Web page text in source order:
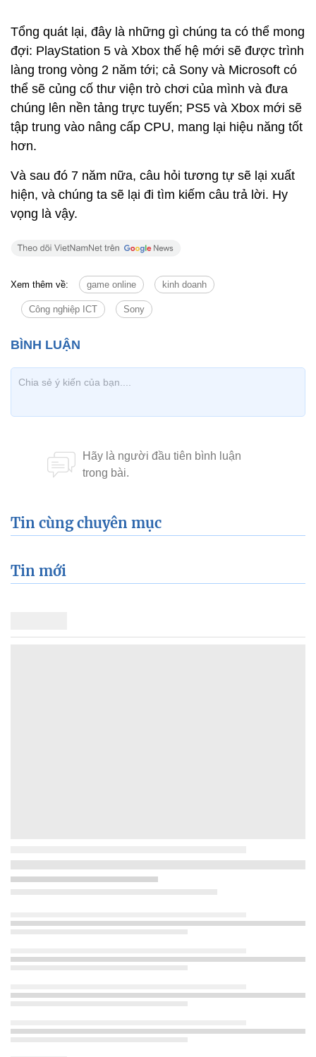
Tổng quát lại, đây là những gì chúng ta có thể mong
đợi: PlayStation 5 và Xbox thế hệ mới sẽ được trình
làng trong vòng 2 năm tới; cả Sony và Microsoft có
thể sẽ củng cố thư viện trò chơi của mình và đưa
chúng lên nền tảng trực tuyến; PS5 và Xbox mới sẽ
tập trung vào nâng cấp CPU, mang lại hiệu năng tốt
hơn.
Và sau đó 7 năm nữa, câu hỏi tương tự sẽ lại xuất
hiện, và chúng ta sẽ lại đi tìm kiếm câu trả lời. Hy
vọng là vậy.
Xem thêm về: game online kinh doanh
Công nghiệp ICT Sony
Tin cùng chuyên mục
Tin mới